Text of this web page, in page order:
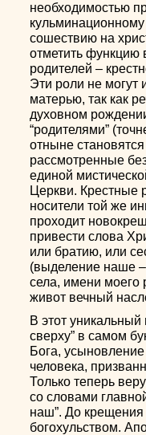
необходимостью
сошествию на
отметить функцию
родителей –
Эти роли не могут
матерью, так как
духовном
“родителями”
отныне
рассмотренные
единой
Церкви. Крестные
носители той же
проходит
привести слова
или братию, или
(выделение наше
села, имени моего
живот вечный
В этот
сверху” в самом
Бога,
человека,
Только теперь
со словами
наш”. До крещения
богохульством.